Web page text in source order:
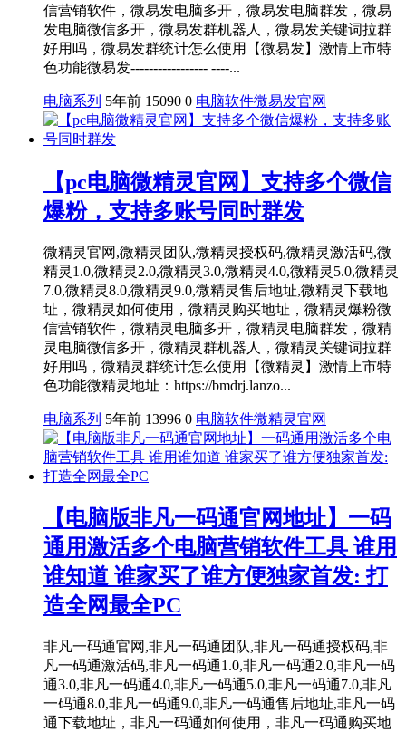
信营销软件，微易发电脑多开，微易发电脑群发，微易
发电脑微信多开，微易发群机器人，微易发关键词拉群
好用吗，微易发群统计怎么使用【微易发】激情上市特
色功能微易发----------------- ----...
电脑系列 5年前 15090 0 电脑软件微易发官网
【pc电脑微精灵官网】支持多个微信
爆粉，支持多账号同时群发
微精灵官网,微精灵团队,微精灵授权码,微精灵激活码,微
精灵1.0,微精灵2.0,微精灵3.0,微精灵4.0,微精灵5.0,微精灵
7.0,微精灵8.0,微精灵9.0,微精灵售后地址,微精灵下载地
址，微精灵如何使用，微精灵购买地址，微精灵爆粉微
信营销软件，微精灵电脑多开，微精灵电脑群发，微精
灵电脑微信多开，微精灵群机器人，微精灵关键词拉群
好用吗，微精灵群统计怎么使用【微精灵】激情上市特
色功能微精灵地址：https://bmdrj.lanzo...
电脑系列 5年前 13996 0 电脑软件微精灵官网
【电脑版非凡一码通官网地址】一码
通用激活多个电脑营销软件工具 谁用
谁知道 谁家买了谁方便独家首发: 打
造全网最全PC
非凡一码通官网,非凡一码通团队,非凡一码通授权码,非
凡一码通激活码,非凡一码通1.0,非凡一码通2.0,非凡一码
通3.0,非凡一码通4.0,非凡一码通5.0,非凡一码通7.0,非凡
一码通8.0,非凡一码通9.0,非凡一码通售后地址,非凡一码
通下载地址，非凡一码通如何使用，非凡一码通购买地